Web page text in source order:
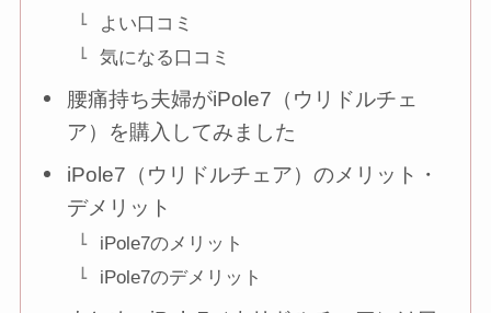
よい口コミ
気になる口コミ
腰痛持ち夫婦がiPole7（ウリドルチェ
ア）を購入してみました
iPole7（ウリドルチェア）のメリット・
デメリット
iPole7のメリット
iPole7のデメリット